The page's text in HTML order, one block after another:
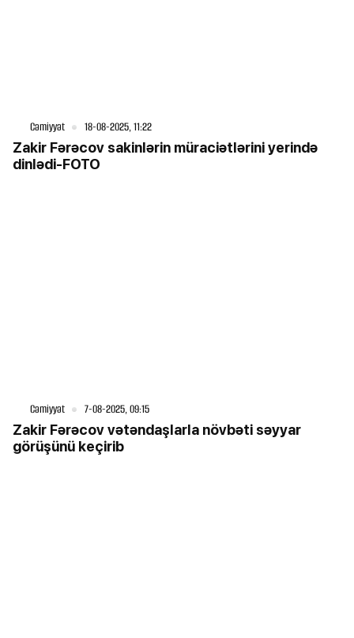
Cəmiyyət 18-08-2025, 11:22
Zakir Fərəcov sakinlərin müraciətlərini yerində
dinlədi-FOTO
Cəmiyyət 7-08-2025, 09:15
Zakir Fərəcov vətəndaşlarla növbəti səyyar
görüşünü keçirib